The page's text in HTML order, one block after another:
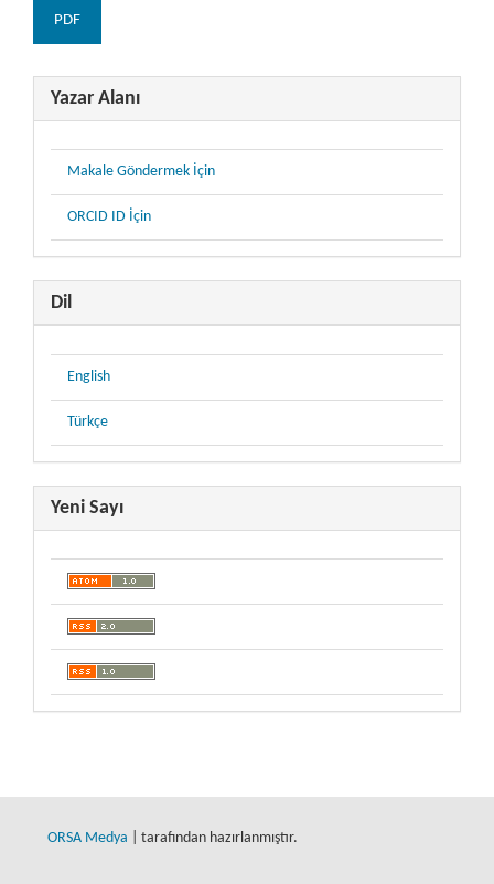
PDF
Yazar Alanı
Makale Göndermek İçin
ORCID ID İçin
Dil
English
Türkçe
Yeni Sayı
ORSA Medya | tarafından hazırlanmıştır.